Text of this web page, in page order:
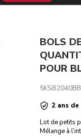
BOLS
POUR
2 ans
Lot de petits
Mélange à